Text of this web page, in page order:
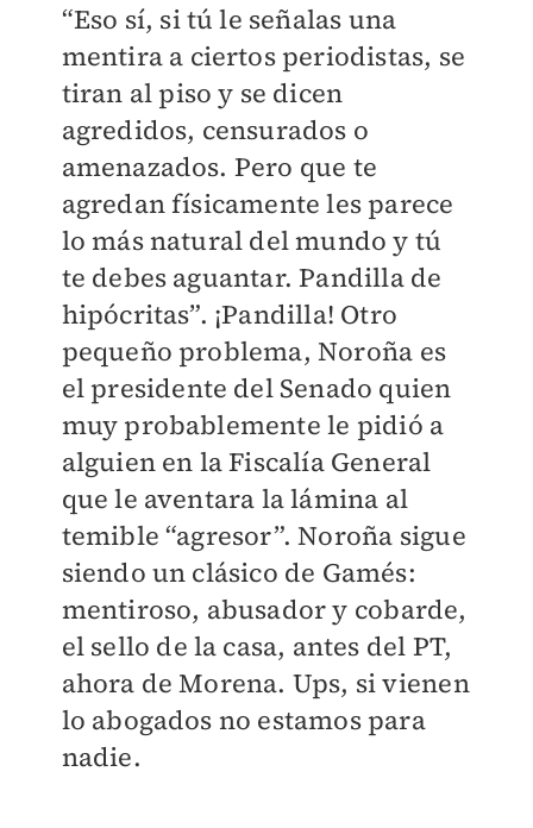
“Eso sí, si tú le señalas una
mentira a ciertos periodistas, se
tiran al piso y se dicen
agredidos, censurados o
amenazados. Pero que te
agredan físicamente les parece
lo más natural del mundo y tú
te debes aguantar. Pandilla de
hipócritas”. ¡Pandilla! Otro
pequeño problema, Noroña es
el presidente del Senado quien
muy probablemente le pidió a
alguien en la Fiscalía General
que le aventara la lámina al
temible “agresor”. Noroña sigue
siendo un clásico de Gamés:
mentiroso, abusador y cobarde,
el sello de la casa, antes del PT,
ahora de Morena. Ups, si vienen
lo abogados no estamos para
nadie.